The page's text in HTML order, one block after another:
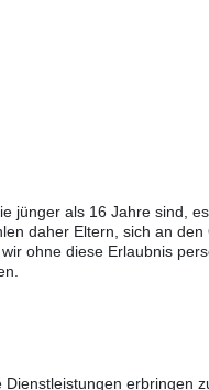
jünger als 16 Jahre sind,
daher Eltern, sich an
ohne diese Erlaubnis
erbringen